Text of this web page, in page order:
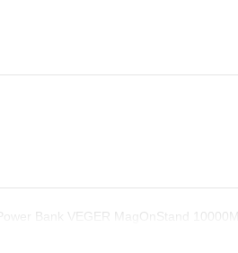
Bank VEGER MagOnStand